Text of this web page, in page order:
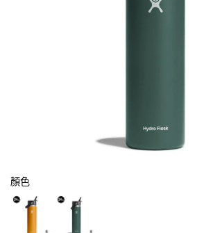
顏色